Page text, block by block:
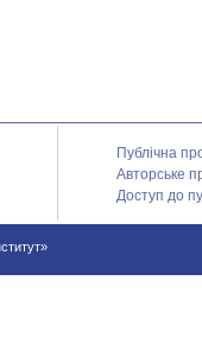
Публічна
Авторське
Доступ до